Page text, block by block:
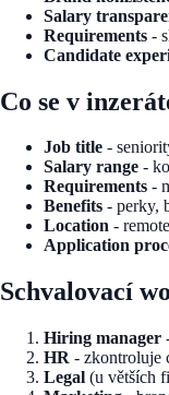
Salary
Requirements -
Candidate
Co se v
Job title -
Salary range -
Requirements -
Benefits - perky,
Location -
Application
Schvalovací
Hiring manager
HR - zkontroluje
Legal (u větších